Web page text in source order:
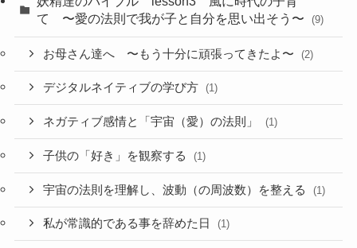
て 〜愛の法則で我が子と自分を思い出そう〜
(9)
お母さん達へ 〜もう十分に頑張ってきたよ〜 (2)
デジタルネイティブの学び方 (1)
ネガティブ感情と「宇宙（愛）の法則」 (1)
子供の「好き」を観察する (1)
宇宙の法則を理解し、波動（の周波数）を整える (1)
私が常識的である事を辞めた日 (1)